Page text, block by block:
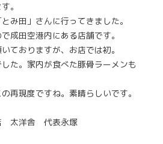
。
み田」さんに行ってきました。
成田空港内にある店舗です。
ておりますが、お店では初。
た。家内が食べた豚骨ラーメンも
再現度ですね。素晴らしいです。
太洋舎 代表永塚